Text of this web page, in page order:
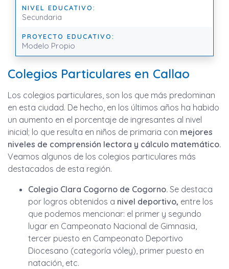
NIVEL EDUCATIVO:
Secundaria
PROYECTO EDUCATIVO:
Modelo Propio
Colegios Particulares en Callao
Los colegios particulares, son los que más predominan
en esta ciudad. De hecho, en los últimos años ha habido
un aumento en el porcentaje de ingresantes al nivel
inicial; lo que resulta en niños de primaria con mejores
niveles de comprensión lectora y cálculo matemático.
Veamos algunos de los colegios particulares más
destacados de esta región.
Colegio Clara Cogorno de Cogorno. Se destaca
por logros obtenidos a nivel deportivo, entre los
que podemos mencionar: el primer y segundo
lugar en Campeonato Nacional de Gimnasia,
tercer puesto en Campeonato Deportivo
Diocesano (categoría vóley), primer puesto en
natación, etc.